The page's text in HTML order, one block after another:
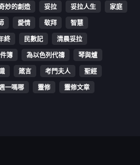
妙的創造 妥拉 妥拉人生
家庭
愛情 敬拜
智慧
終 民數記
清晨妥拉
簿 為以色列代禱
琴與爐
箴言 考門夫人
聖經
一嗎哪 靈修 靈修文章